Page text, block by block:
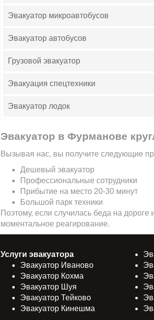
Эвакуатор микроавтобусов
Эвакуатор автобусов
Грузовой эвакуатор
Эвакуация спецтехники
Эвакуатор лодок
Эвакуатор в Фурманове
Вызывая нас, вы получите следующие
Дешевый эвакуатор
Профессиональные сотрудники
Прибытие на место 20-30 минут
Большой парк техники
Поэтому, если случилась беда на
моментальное реагирование.
Услуги эвакуатора
Эвакуатор Иваново
Эвакуатор Кохма
Эвакуатор Шуя
Эвакуатор Тейково
Эвакуатор Кинешма